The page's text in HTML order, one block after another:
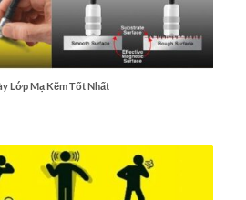
Lớp Mạ Kẽm Tốt Nhất